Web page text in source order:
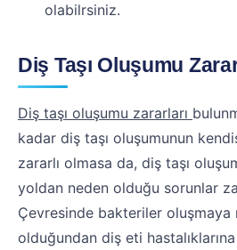
olabilrsiniz.
Diş Taşı Oluşumu
Diş taşı oluşumu zararları
kadar diş taşı oluşumunun
zararlı olmasa da, diş taşı
yoldan neden olduğu sorunlar
Çevresinde bakteriler oluşmaya
olduğundan diş eti